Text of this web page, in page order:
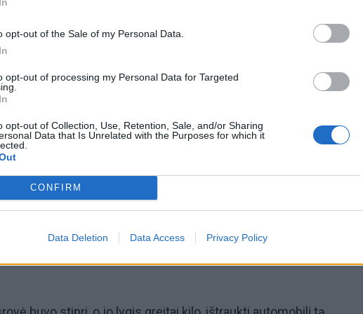
opt-out of the Sale of my Personal Data.
opt-out of processing my Personal Data for Targeted
opt-out of Collection, Use, Retention, Sale, and/or Sharing
Data that Is Unrelated with the Purposes for which it
CONFIRM
Data Deletion Data Access Privacy Policy
į vietą, "Mercedes-Benz" jau buvo apsemtas iki pats stogo.
ir apsiviję gelbėjimo virve, du ugniagesiai gelbėtojai